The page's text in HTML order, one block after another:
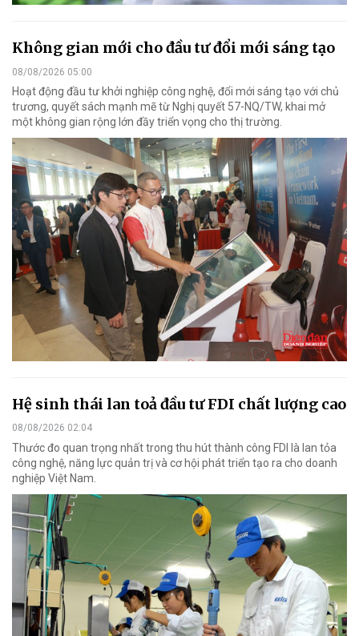
Không gian mới cho đầu tư đổi mới sáng tạo
08/08/2026 05:00
Hoạt động đầu tư khởi nghiệp công nghệ, đổi mới sáng tạo với chủ
trương, quyết sách mạnh mẽ từ Nghị quyết 57-NQ/TW, khai mở
một không gian rộng lớn đầy triển vọng cho thị trường.
Hệ sinh thái lan toả đầu tư FDI chất lượng cao
08/08/2026 02:04
Thước đo quan trọng nhất trong thu hút thành công FDI là lan tỏa
công nghệ, năng lực quản trị và cơ hội phát triển tạo ra cho doanh
nghiệp Việt Nam.